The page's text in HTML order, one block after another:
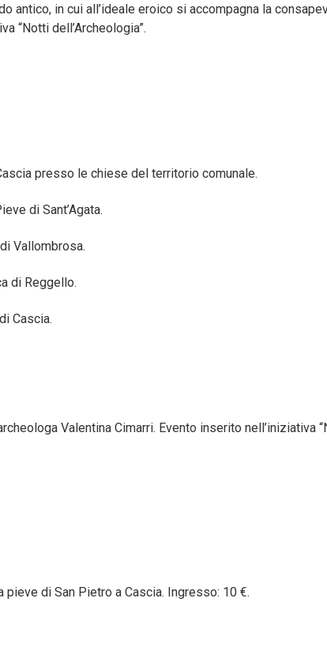
antico, in cui all’ideale eroico si accompagna la
“Notti dell’Archeologia”.
presso le chiese del territorio comunale.
di Sant’Agata.
Vallombrosa.
di Reggello.
Cascia.
Valentina Cimarri. Evento inserito nell’iniziativa
di San Pietro a Cascia. Ingresso: 10 €.